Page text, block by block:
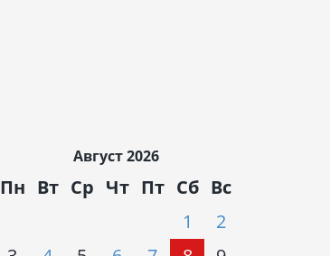
Август 2026
Пн Вт Ср Чт Пт Сб Вс
1
2